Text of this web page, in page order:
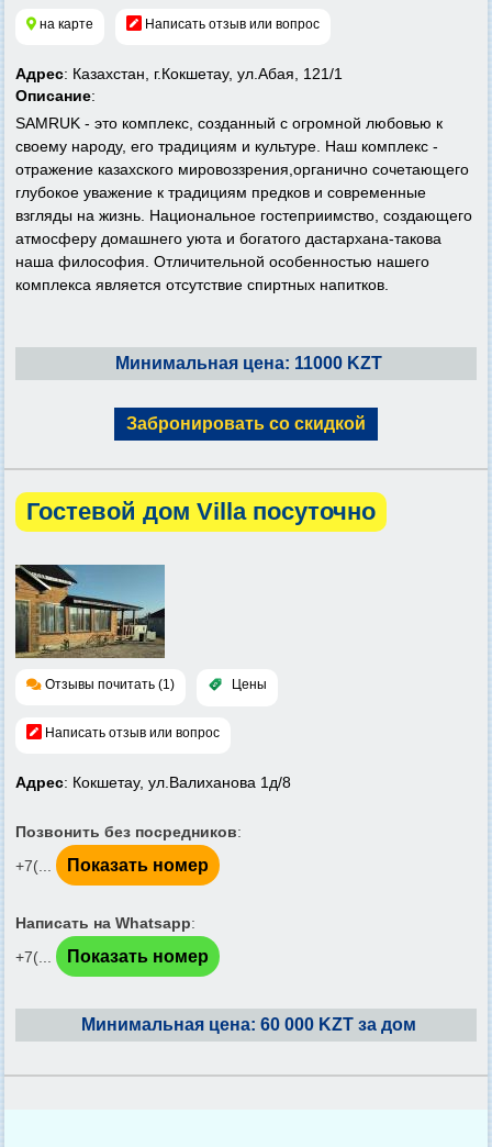
на карте Написать отзыв или вопрос
Адрес: Казахстан, г.Кокшетау, ул.Абая, 121/1
Описание:
SAMRUK - это комплекс, созданный с огромной любовью к
своему народу, его традициям и культуре. Наш комплекс -
отражение казахского мировоззрения,органично сочетающего
глубокое уважение к традициям предков и современные
взгляды на жизнь. Национальное гостеприимство, создающего
атмосферу домашнего уюта и богатого дастархана-такова
наша философия. Отличительной особенностью нашего
комплекса является отсутствие спиртных напитков.
Минимальная цена: 11000 KZT
Забронировать со скидкой
Гостевой дом Villa посуточно
Отзывы почитать (1) Цены
Написать отзыв или вопрос
Адрес: Кокшетау, ул.Валиханова 1д/8
Позвонить без посредников:
+7(...
Показать номер
Написать на Whatsapp:
+7(...
Показать номер
Минимальная цена: 60 000 KZT за дом